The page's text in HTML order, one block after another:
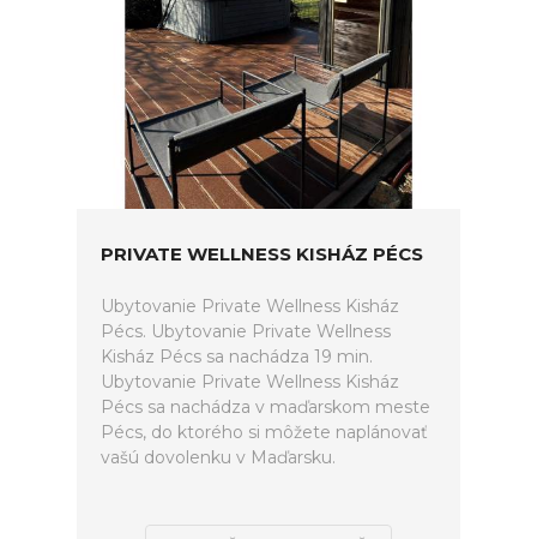
PRIVATE WELLNESS KISHÁZ PÉCS
Ubytovanie Private Wellness Kisház
Pécs. Ubytovanie Private Wellness
Kisház Pécs sa nachádza 19 min.
Ubytovanie Private Wellness Kisház
Pécs sa nachádza v maďarskom meste
Pécs, do ktorého si môžete naplánovať
vašú dovolenku v Maďarsku.